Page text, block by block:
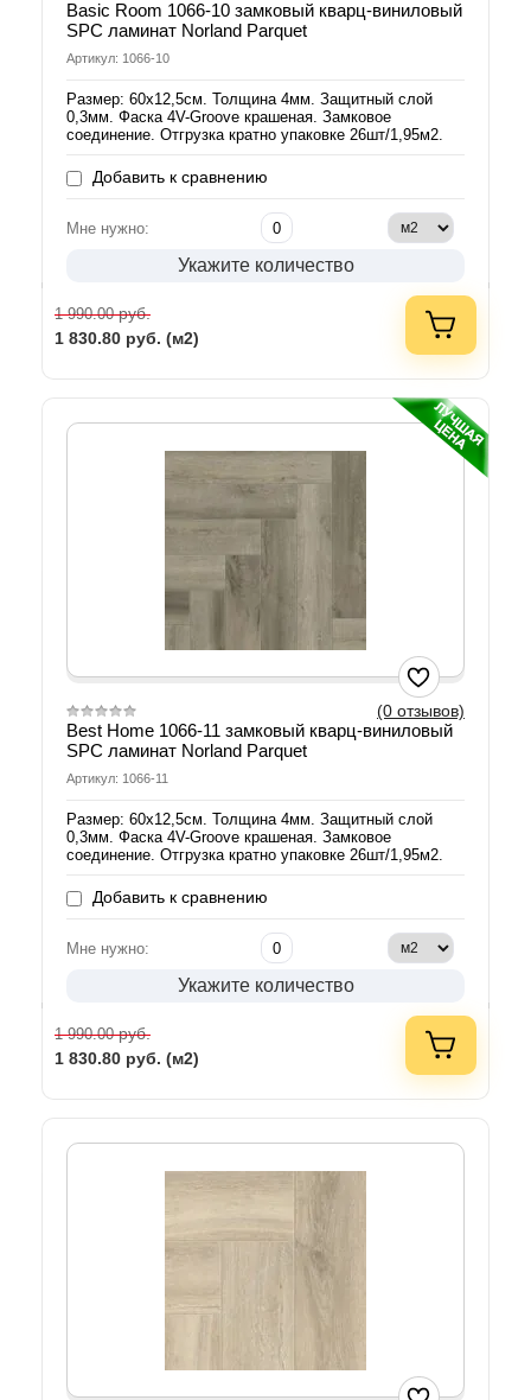
Basic Room 1066-10 замковый кварц-виниловый
SPC ламинат Norland Parquet
Артикул: 1066-10
Размер: 60х12,5см. Толщина 4мм. Защитный слой
0,3мм. Фаска 4V-Groove крашеная. Замковое
соединение. Отгрузка кратно упаковке 26шт/1,95м2.
Добавить к сравнению
Мне нужно:
Укажите количество
1 990.00руб.
1 830.80 руб. (м2)
(0 отзывов)
Best Home 1066-11 замковый кварц-виниловый
SPC ламинат Norland Parquet
Артикул: 1066-11
Размер: 60х12,5см. Толщина 4мм. Защитный слой
0,3мм. Фаска 4V-Groove крашеная. Замковое
соединение. Отгрузка кратно упаковке 26шт/1,95м2.
Добавить к сравнению
Мне нужно:
Укажите количество
1 990.00руб.
1 830.80 руб. (м2)